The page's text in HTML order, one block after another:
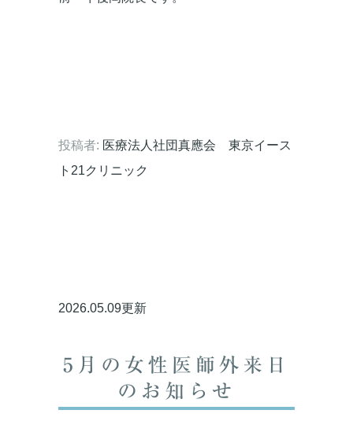
投稿者: 医療法人社団真應会 東京イース
ト21クリニック
2026.05.09更新
5月の女性医師外来日
のお知らせ